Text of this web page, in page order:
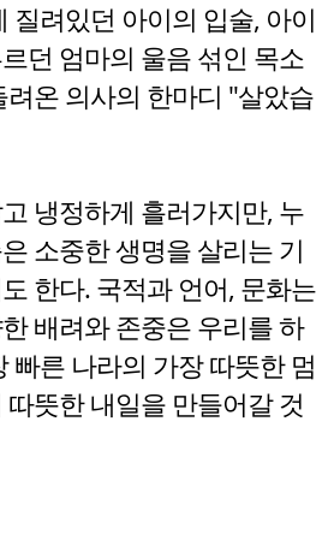
질려있던 아이의 입술, 아이
던 엄마의 울음 섞인 목소
려온 의사의 한마디 "살았습
냉정하게 흘러가지만, 누
소중한 생명을 살리는 기
한다. 국적과 언어, 문화는
배려와 존중은 우리를 하
빠른 나라의 가장 따뜻한 멈
뜻한 내일을 만들어갈 것